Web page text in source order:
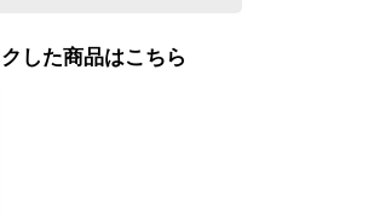
した商品はこちら